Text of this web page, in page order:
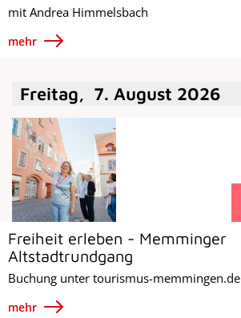
mit Andrea Himmelsbach
mehr
Freitag, 7. August 2026
Freiheit erleben - Memminger
Altstadtrundgang
Buchung unter tourismus-memmingen.de
mehr